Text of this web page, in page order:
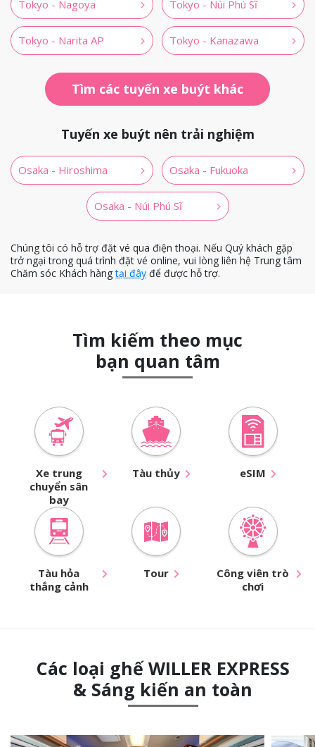
Tokyo - Nagoya Tokyo - Núi Phú Sĩ
Tokyo - Narita AP Tokyo - Kanazawa
Tìm các tuyến xe buýt khác
Tuyến xe buýt nên trải nghiệm
Osaka - Hiroshima Osaka - Fukuoka
Osaka - Núi Phú Sĩ
Chúng tôi có hỗ trợ đặt vé qua điện thoại. Nếu Quý khách gặp
trở ngại trong quá trình đặt vé online, vui lòng liên hệ Trung tâm
Chăm sóc Khách hàngtại đây để được hỗ trợ.
Tìm kiếm theo mục
bạn quan tâm
Xe trung
chuyển sân
bay
Tàu thủy eSIM
Tàu hỏa
thắng cảnh
Tour
Công viên trò
chơi
Các loại ghế WILLER EXPRESS
& Sáng kiến an toàn